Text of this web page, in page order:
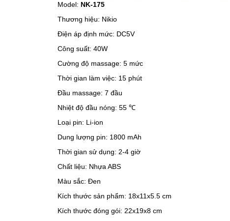
Model: NK-175
Thương hiệu: Nikio
Điện áp định mức: DC5V
Công suất: 40W
Cường độ massage: 5 mức
Thời gian làm việc: 15 phút
Đầu massage: 7 đầu
Nhiệt độ đầu nóng: 55 ℃
Loại pin: Li-ion
Dung lượng pin: 1800 mAh
Thời gian sử dụng: 2-4 giờ
Chất liệu: Nhựa ABS
Màu sắc: Đen
Kích thước sản phẩm: 18x11x5.5 cm
Kích thước đóng gói: 22x19x8 cm